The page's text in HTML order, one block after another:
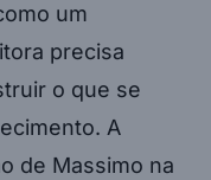
um
precisa
o que se
A
de Massimo na